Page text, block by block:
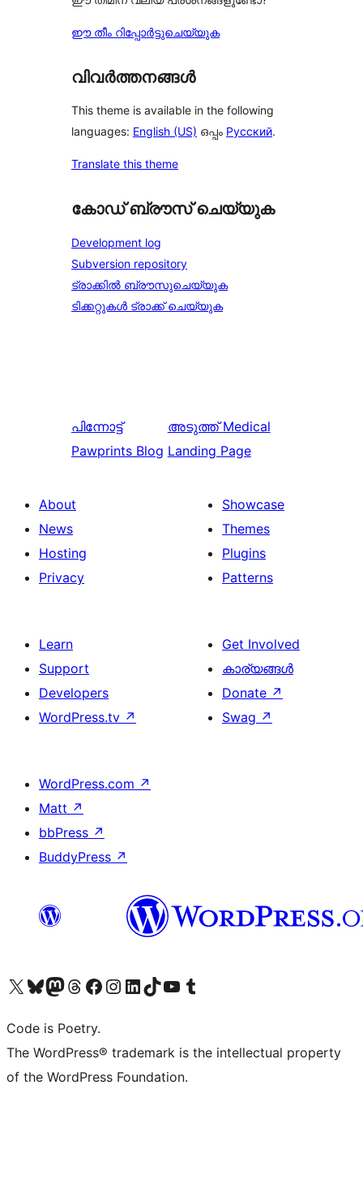
ഈ തീം റിപ്പോർട്ടുചെയ്യുക
വിവർത്തനങ്ങൾ
This theme is available in the following
languages: English (US) ഒപ്പം Русский.
Translate this theme
കോഡ് ബ്രൗസ് ചെയ്യുക
Development log
Subversion repository
ട്രാക്കിൽ ബ്രൗസുചെയ്യുക
ടിക്കറ്റുകൾ ട്രാക്ക് ചെയ്യുക
പിന്നോട്ട്
Pawprints Blog
അടുത്ത്Medical
Landing Page
About
News
Hosting
Privacy
Showcase
Themes
Plugins
Patterns
Learn
Support
Developers
WordPress.tv ↗
Get Involved
കാര്യങ്ങള്‍
Donate ↗
Swag ↗
WordPress.com ↗
Matt ↗
bbPress ↗
BuddyPress ↗
Visit our X (formerly Twitter) account
ഞങ്ങളുടെ ബ്ലൂസ്കൈ അക്കൗണ്ട് സന്ദർശിക്കുക
Visit our Mastodon account
ഞങ്ങളുടെ ത്രെഡ്സ് അക്കൗണ്ട് സന്ദർശിക്കുക
Visit our Facebook page
Visit our Instagram account
Visit our LinkedIn account
ഞങ്ങളുടെ ടിക് ടോക് അക്കൗണ്ട് സന്ദർശിക്കുക
Visit our YouTube channel
ഞങ്ങളുടെ ടംബ്ലർ അക്കൗണ്ട് സന്ദർശിക്കുക
Code is Poetry.
The WordPress® trademark is the intellectual property
of the WordPress Foundation.